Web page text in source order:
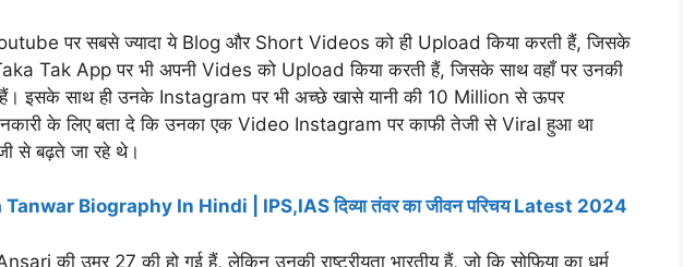
पर सबसे ज्यादा ये Blog और Short Videos को ही Upload किया करती हैं, जिसके
Tak App पर भी अपनी Vides को Upload किया करती हैं, जिसके साथ वहाँ पर उनकी
हैं। इसके साथ ही उनके Instagram पर भी अच्छे खासे यानी की 10 Million से ऊपर
के लिए बता दे कि उनका एक Video Instagram पर काफी तेजी से Viral हुआ था
से बढ़ते जा रहे थे।
Biography In Hindi | IPS,IAS दिव्या तंवर का जीवन परिचय Latest 2024
की उम्र 27 की हो गई हैं, लेकिन उनकी राष्ट्रीयता भारतीय हैं, जो कि सोफ़िया का धर्म